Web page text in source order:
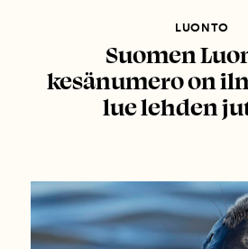
LUONTO
Suomen
kesänumero on
lue lehden